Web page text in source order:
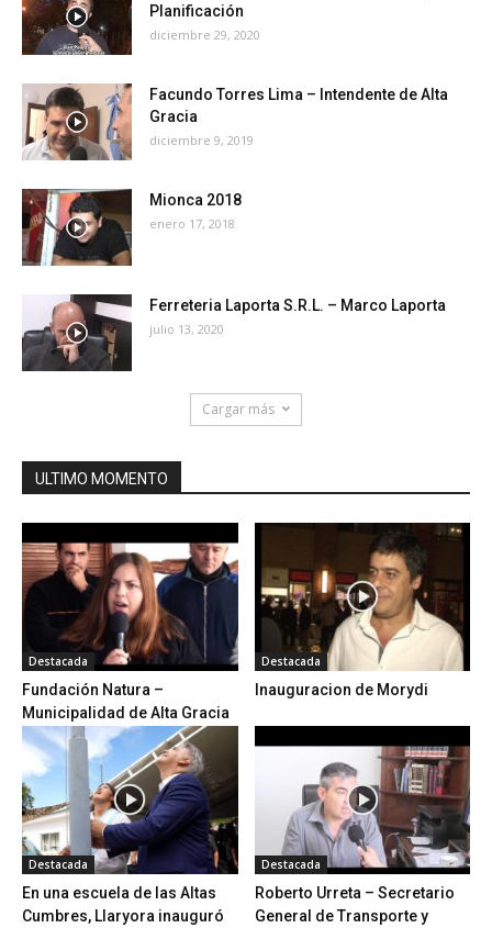
Planificación
diciembre 29, 2020
Facundo Torres Lima – Intendente de Alta
Gracia
diciembre 9, 2019
Mionca 2018
enero 17, 2018
Ferreteria Laporta S.R.L. – Marco Laporta
julio 13, 2020
Cargar más
ULTIMO MOMENTO
Destacada
Fundación Natura –
Municipalidad de Alta Gracia
Destacada
Inauguracion de Morydi
Destacada
En una escuela de las Altas
Cumbres, Llaryora inauguró
Destacada
Roberto Urreta – Secretario
General de Transporte y